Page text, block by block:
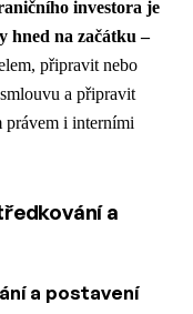
investora je
hned na začátku –
připravit nebo
a připravit
právem i interními
a
a postavení